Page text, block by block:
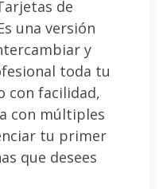
de
una versión
y
toda tu
con facilidad,
con múltiples
tu primer
que desees